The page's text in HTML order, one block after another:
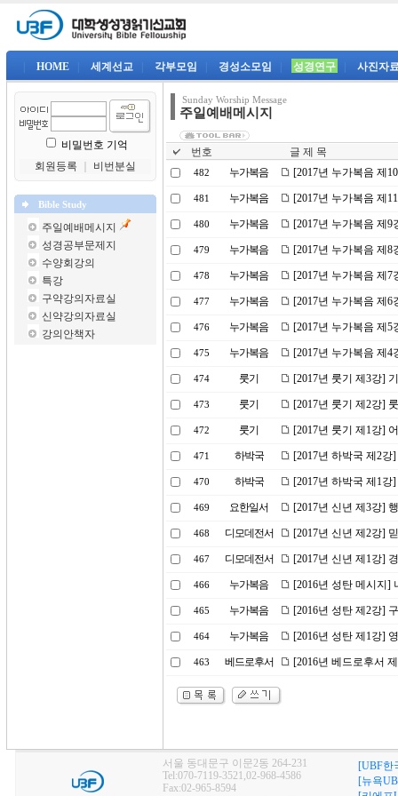
HOME 세계선교 각부모임 경성소모임 성경연구 사진자
비밀번호 기억
회원등록
비번분실
Bible Study
주일예배메시지
성경공부문제지
수양회강의
특강
구약강의자료실
신약강의자료실
강의안책자
Sunday Worship Message
주일예배메시지
번호 글 제 목
482 누가복음 [2017년 누가복음 제
481 누가복음 [2017년 누가복음 제
480 누가복음 [2017년 누가복음 제
479 누가복음 [2017년 누가복음 제
478 누가복음 [2017년 누가복음 제
477 누가복음 [2017년 누가복음 제
476 누가복음 [2017년 누가복음 제
475 누가복음 [2017년 누가복음 제
474 룻기 [2017년 룻기 제3강]
473 룻기 [2017년 룻기 제2강]
472 룻기 [2017년 룻기 제1강]
471 하박국 [2017년 하박국 제2
470 하박국 [2017년 하박국 제1
469 요한일서 [2017년 신년 제3강]
468 디모데전서 [2017년 신년 제2강]
467 디모데전서 [2017년 신년 제1강]
466 누가복음 [2016년 성탄 메시지]
465 누가복음 [2016년 성탄 제2강]
464 누가복음 [2016년 성탄 제1강]
463 베드로후서 [2016년 베드로후서
서울 동대문구 이문2동 264-231
Tel:070-7119-3521,02-968-4586
Fax:02-965-8594
[UBF한
[뉴욕